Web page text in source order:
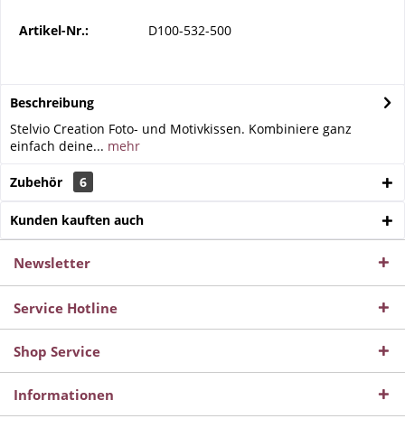
Artikel-Nr.: D100-532-500
Beschreibung
Stelvio Creation Foto- und Motivkissen. Kombiniere ganz
einfach deine... mehr
Zubehör 6
Kunden kauften auch
Newsletter
Service Hotline
Shop Service
Informationen